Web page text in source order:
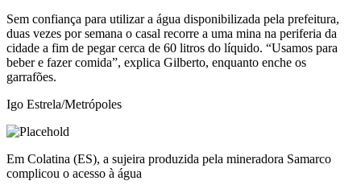
Sem confiança para utilizar a água disponibilizada pela prefeitura,
duas vezes por semana o casal recorre a uma mina na periferia da
cidade a fim de pegar cerca de 60 litros do líquido. “Usamos para
beber e fazer comida”, explica Gilberto, enquanto enche os
garrafões.
Igo Estrela/Metrópoles
Em Colatina (ES), a sujeira produzida pela mineradora Samarco
complicou o acesso à água